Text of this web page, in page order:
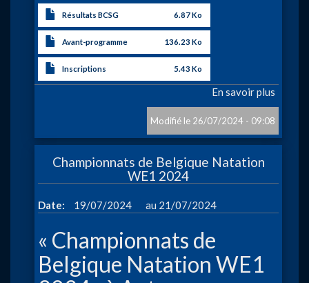
Résultats BCSG 6.87 Ko
Avant-programme 136.23 Ko
Inscriptions 5.43 Ko
En savoir plus
THE
26/07/2024 - 09:08
Championnats de Belgique Natation
WE1 2024
Date 19/07/2024 à
21/07/2024
« Championnats de
Belgique Natation WE1